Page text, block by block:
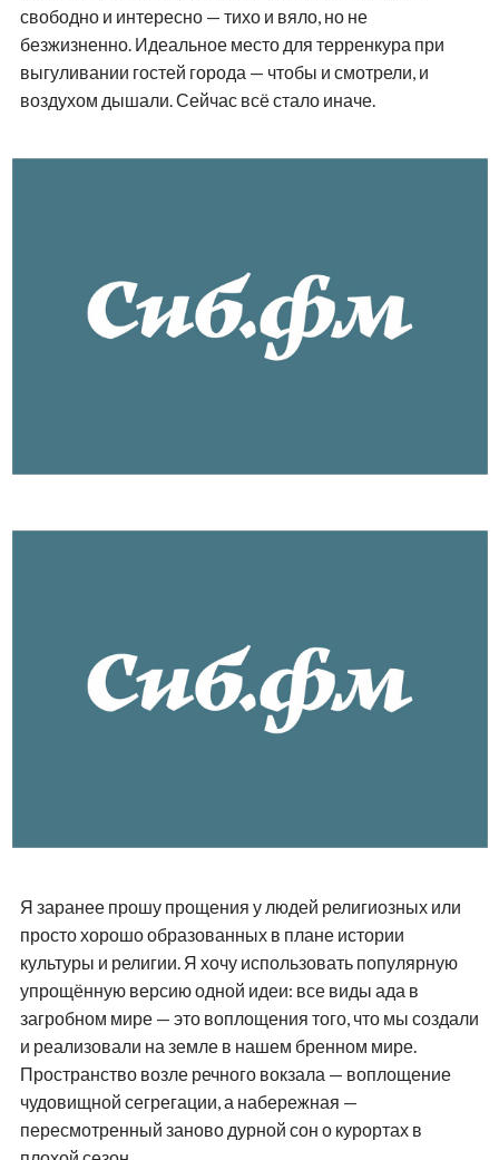
свободно и интересно — тихо и вяло, но не
безжизненно. Идеальное место для терренкура при
выгуливании гостей города — чтобы и смотрели, и
воздухом дышали. Сейчас всё стало иначе.
Я заранее прошу прощения у людей религиозных или
просто хорошо образованных в плане истории
культуры и религии. Я хочу использовать популярную
упрощённую версию одной идеи: все виды ада в
загробном мире — это воплощения того, что мы создали
и реализовали на земле в нашем бренном мире.
Пространство возле речного вокзала — воплощение
чудовищной сегрегации, а набережная —
пересмотренный заново дурной сон о курортах в